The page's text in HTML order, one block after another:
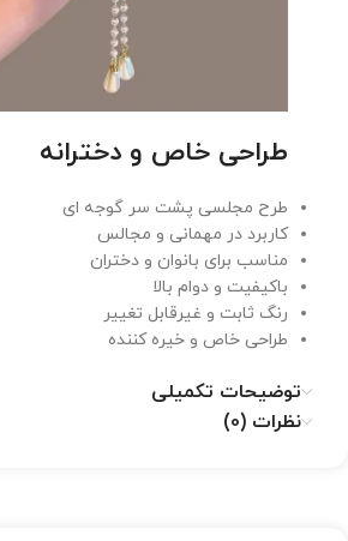
طراحی خاص و دخترانه
طرح مجلسی پشت سر گوجه ای
کاربرد در مهمانی و مجالس
مناسب برای بانوان و دختران
باکیفیت و دوام بالا
رنگ ثابت و غیرقابل تغییر
طراحی خاص و خیره کننده
توضیحات تکمیلی
نظرات (0)